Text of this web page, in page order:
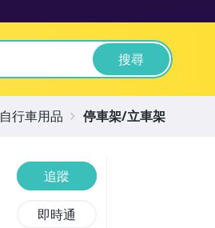
搜尋
追蹤
即時通
自行車用品 停車架/立車架